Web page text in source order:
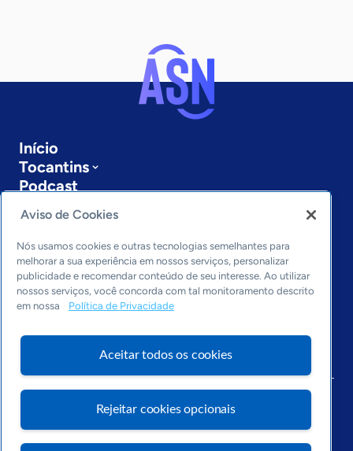
Início
Tocantins
Podcast
Sobre a ASN
Últimas notícias
Entre em contato
Editorias
Economia & Política
Inovação & Tecnologia
Cultura empreendedora
Arquivo
Aviso de Cookies
Nós usamos cookies e outras tecnologias semelhantes para
melhorar a sua experiência em nossos serviços, personalizar
publicidade e recomendar conteúdo de seu interesse. Ao utilizar
nossos serviços, você concorda com tal monitoramento descrito
em nossa
Política de Privacidade
Aceitar todos os cookies
Rejeitar cookies opcionais